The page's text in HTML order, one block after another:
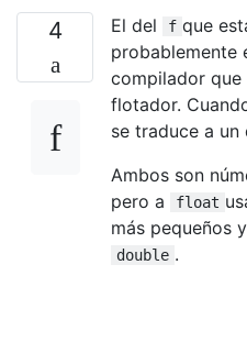
4 El del f que
probablemente
compilador
flotador.
se traduce a un
Ambos son
pero a
float
más pequeños
double .